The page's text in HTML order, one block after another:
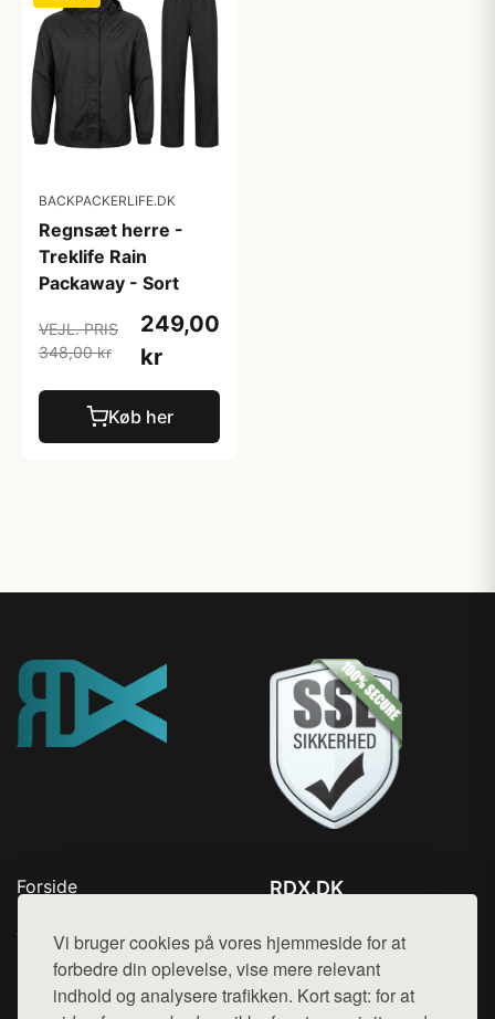
Vi bruger cookies på vores hjemmeside for at
forbedre din oplevelse, vise mere relevant
indhold og analysere trafikken. Kort sagt: for at
BACKPACKERLIFE.DK
Regnsæt herre -
Treklife Rain
Packaway - Sort
VEJL. PRIS
348,00 kr
249,00
kr
Køb her
Forside
Top Rabatter
Blog
Kontakt
RDX.DK
Mail: hej@want.dk
Cookie- og privatlivspolitik